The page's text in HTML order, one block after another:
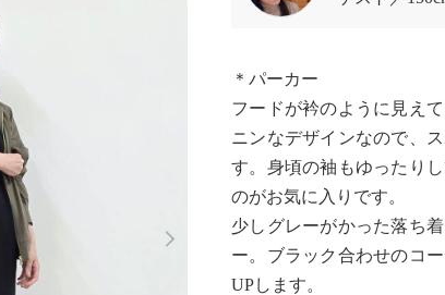
＊パーカー
フードが衿のように見え
ニンなデザインなので、
す。身頃の袖もゆったり
のがお気に入りです。
少しグレーがかった落ち
ー。ブラック合わせのコ
UPします。